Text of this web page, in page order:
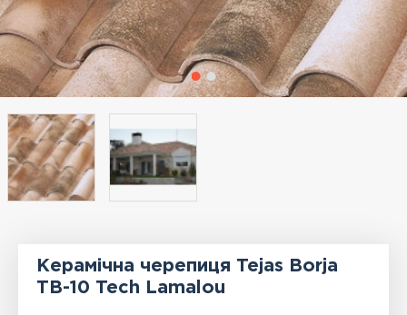
Керамічна черепиця Tejas Borja
TB-10 Tech Lamalou